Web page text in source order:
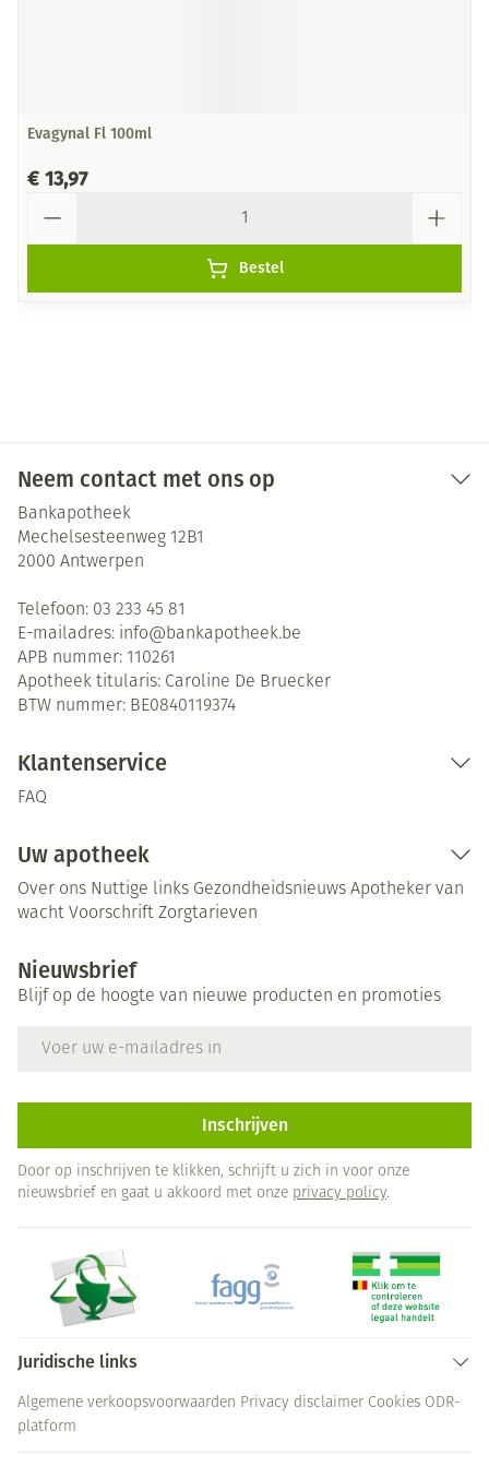
Evagynal Fl 100ml
€ 13,97
Bestel
Neem contact met ons op
Bankapotheek
Mechelsesteenweg 12B1
2000 Antwerpen
Telefoon: 03 233 45 81
E-mailadres: info@bankapotheek.be
APB nummer: 110261
Apotheek titularis: Caroline De Bruecker
BTW nummer: BE0840119374
Klantenservice
FAQ
Uw apotheek
Over ons Nuttige links Gezondheidsnieuws Apotheker van
wacht Voorschrift Zorgtarieven
Nieuwsbrief
Blijf op de hoogte van nieuwe producten en promoties
Inschrijven
Door op inschrijven te klikken, schrijft u zich in voor onze
nieuwsbrief en gaat u akkoord met onze privacy policy.
Juridische links
Algemene verkoopsvoorwaarden Privacy disclaimer Cookies ODR-
platform